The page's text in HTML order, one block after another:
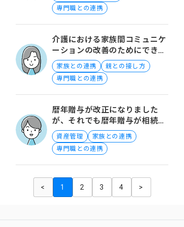
専門職との連携
介護における家族間コミュニケ
ーションの改善のためにできる
ことについて
家族との連携
親との接し方
専門職との連携
暦年贈与が改正になりました
が、それでも暦年贈与が相続税
対策において有利なのでしょう
か？
資産管理
家族との連携
専門職との連携
< 1 2 3 4 >